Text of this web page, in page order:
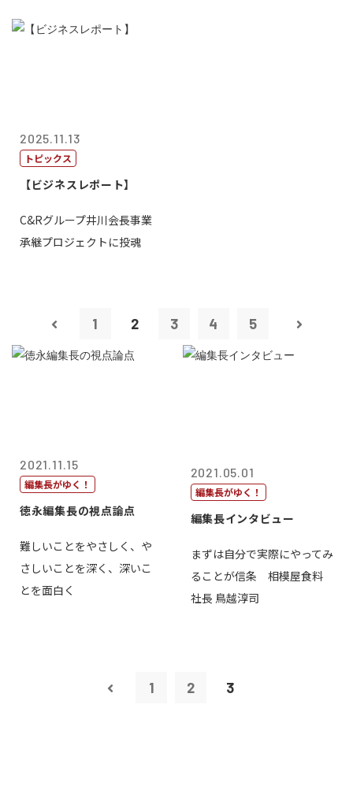
2025.11.13
トピックス
【ビジネスレポート】
C&Rグループ井川会長事業
承継プロジェクトに投魂
1 2 3 4 5
2021.11.15
編集長がゆく！
徳永編集長の視点論点
難しいことをやさしく、や
さしいことを深く、深いこ
とを面白く
2021.05.01
編集長がゆく！
編集長インタビュー
まずは自分で実際にやってみ
ることが信条 相模屋食料
社長 鳥越淳司
1 2 3